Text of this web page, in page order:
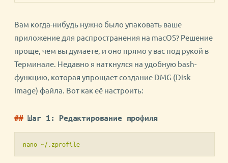
Вам когда-нибудь нужно было упаковать ваше
приложение для распространения на macOS? Решение
проще, чем вы думаете, и оно прямо у вас под рукой в
Терминале. Недавно я наткнулся на удобную bash-
функцию, которая упрощает создание DMG (Disk
Image) файла. Вот как её настроить:
Шаг 1: Редактирование профиля
nano ~/.zprofile